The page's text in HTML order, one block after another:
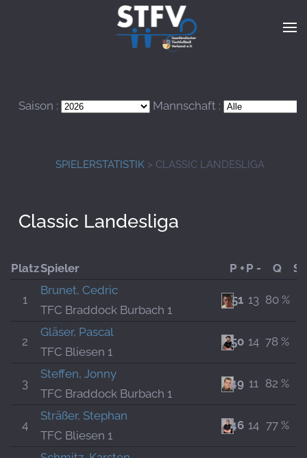
Zum Hauptinhalt springen
Saison : Mannschaft :
SPIELERSTATISTIK > CLASSIC LANDESLIGA
Classic Landesliga
PlatzSpieler P +P - Q
1
Brunet, Cedric
TFC Braddock Burbach 1
51 13 80 %
2
Gläser, Pascal
TFC Bliesen 1
50 14 78 %
3
Steffen, Jonny
TFC Braddock Burbach 1
49 11 82 %
4
Sträßer, Stephan
TFC Bliesen 1
46 14 77 %